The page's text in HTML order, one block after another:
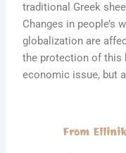
traditional Greek
Changes in people’s
globalization are
the protection of this
economic issue, but
From